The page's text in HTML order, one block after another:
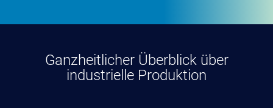
Ganzheitlicher Überblick über
industrielle Produktion